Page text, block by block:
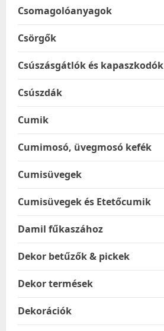
Csomagolóanyagok
Csörgők
Csúszásgátlók és kapaszkodók
Csúszdák
Cumik
Cumimosó, üvegmosó kefék
Cumisüvegek
Cumisüvegek és Etetőcumik
Damil fűkaszához
Dekor betűzők & pickek
Dekor termések
Dekorációk